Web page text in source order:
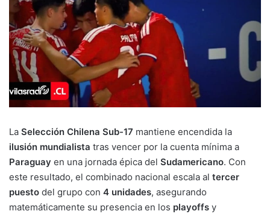
La Selección Chilena Sub-17 mantiene encendida la
ilusión mundialista tras vencer por la cuenta mínima a
Paraguay en una jornada épica del Sudamericano. Con
este resultado, el combinado nacional escala al tercer
puesto del grupo con 4 unidades, asegurando
matemáticamente su presencia en los playoffs y